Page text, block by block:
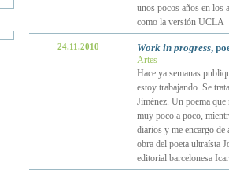
unos pocos años en
como la versión UCLA
24.11.2010 Work in progress,
Artes
Hace ya semanas
estoy trabajando. Se
Jiménez. Un poema
muy poco a poco,
diarios y me encargo de
obra del poeta ultraísta
editorial barcelonesa